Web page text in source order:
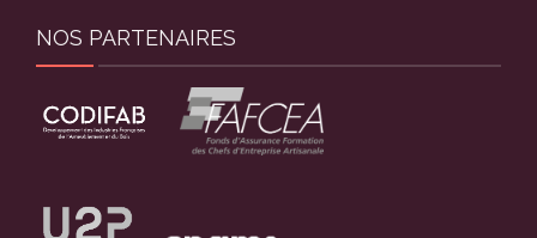
NOS PARTENAIRES